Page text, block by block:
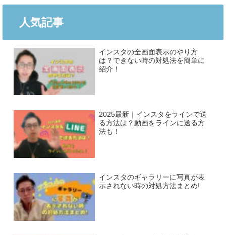
人気記事
インスタの全画面表示のやり方
は？できない時の対処法を簡単に
紹介！
2025最新｜インスタをラインで送
る方法は？動画をラインに送る方
法も！
インスタのギャラリーに写真が表
示されない時の対処方法まとめ!